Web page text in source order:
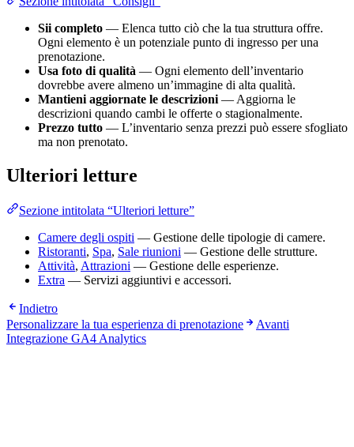
Sii completo — Elenca tutto ciò che la tua struttura offre.
Ogni elemento è un potenziale punto di ingresso per una
prenotazione.
Usa foto di qualità — Ogni elemento dell’inventario
dovrebbe avere almeno un’immagine di alta qualità.
Mantieni aggiornate le descrizioni — Aggiorna le
descrizioni quando cambi le offerte o stagionalmente.
Prezzo tutto — L’inventario senza prezzi può essere sfogliato
ma non prenotato.
Ulteriori letture
Sezione intitolata “Ulteriori letture”
Camere degli ospiti — Gestione delle tipologie di camere.
Ristoranti, Spa, Sale riunioni — Gestione delle strutture.
Attività, Attrazioni — Gestione delle esperienze.
Extra — Servizi aggiuntivi e accessori.
Indietro
Personalizzare la tua esperienza di prenotazione
Avanti
Integrazione GA4 Analytics